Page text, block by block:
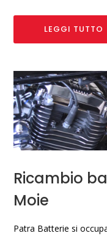
LEGGI TUTTO
Ricambio
Moie
Patra Batterie si